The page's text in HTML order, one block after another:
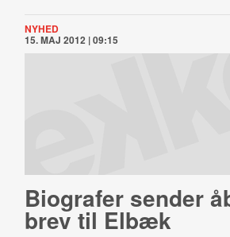
NYHED
15. MAJ 2012 | 09:15
Biografer sender
brev til Elbæk